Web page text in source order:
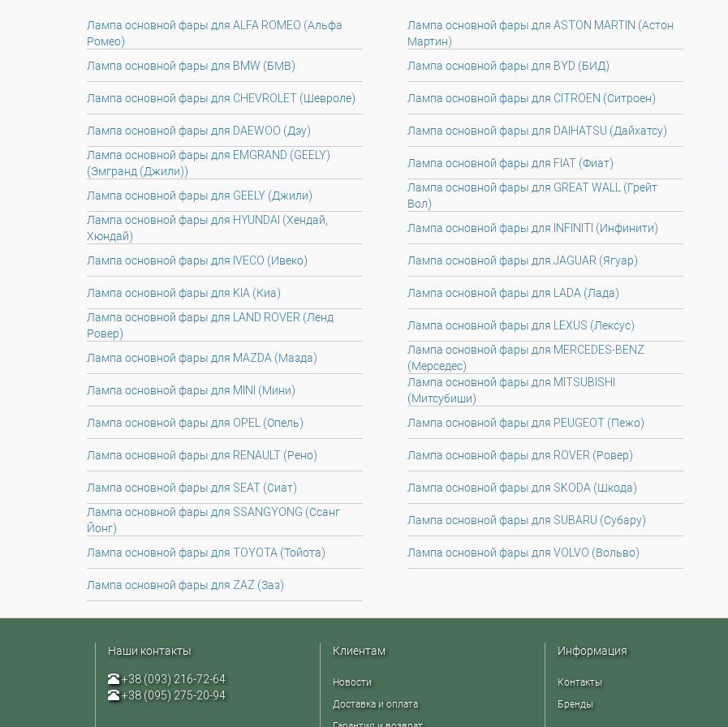
Лампа основной фары для ALFA ROMEO (Альфа
Ромео)
Лампа основной фары для ASTON MARTIN (Астон
Мартин)
Лампа основной фары для BMW (БМВ) Лампа основной фары для BYD (БИД)
Лампа основной фары для CHEVROLET (Шевроле) Лампа основной фары для CITROEN (Ситроен)
Лампа основной фары для DAEWOO (Дэу) Лампа основной фары для DAIHATSU (Дайхатсу)
Лампа основной фары для EMGRAND (GEELY)
(Эмгранд (Джили))
Лампа основной фары для FIAT (Фиат)
Лампа основной фары для GEELY (Джили)
Лампа основной фары для GREAT WALL (Грейт
Вол)
Лампа основной фары для HYUNDAI (Хендай,
Хюндай)
Лампа основной фары для INFINITI (Инфинити)
Лампа основной фары для IVECO (Ивеко) Лампа основной фары для JAGUAR (Ягуар)
Лампа основной фары для KIA (Киа) Лампа основной фары для LADA (Лада)
Лампа основной фары для LAND ROVER (Ленд
Ровер)
Лампа основной фары для LEXUS (Лексус)
Лампа основной фары для MAZDA (Мазда)
Лампа основной фары для MERCEDES-BENZ
(Мерседес)
Лампа основной фары для MINI (Мини)
Лампа основной фары для MITSUBISHI
(Митсубиши)
Лампа основной фары для OPEL (Опель) Лампа основной фары для PEUGEOT (Пежо)
Лампа основной фары для RENAULT (Рено) Лампа основной фары для ROVER (Ровер)
Лампа основной фары для SEAT (Сиат) Лампа основной фары для SKODA (Шкода)
Лампа основной фары для SSANGYONG (Ссанг
Йонг)
Лампа основной фары для SUBARU (Субару)
Лампа основной фары для TOYOTA (Тойота) Лампа основной фары для VOLVO (Вольво)
Лампа основной фары для ZAZ (Заз)
Наши контакты
+38 (093) 216-72-64
+38 (095) 275-20-94
Клиентам
Новости
Доставка и оплата
Информация
Контакты
Бренды